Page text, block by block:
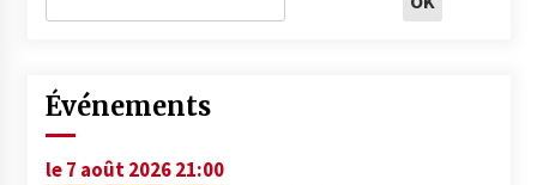
Événements
le 7 août 2026 21:00